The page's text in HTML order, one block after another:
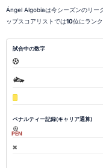
Ángel Algobiaは今シーズンのリー
ップスコアリストでは10位にラン
試合中の数字
ペナルティー記録(キャリア通算)
PEN